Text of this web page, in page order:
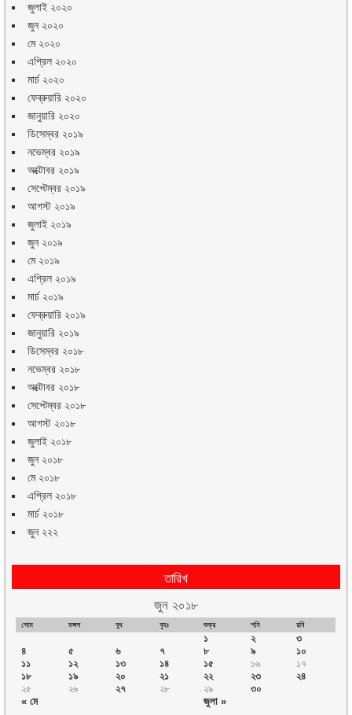
জুলাই ২০২০
জুন ২০২০
মে ২০২০
এপ্রিল ২০২০
মার্চ ২০২০
ফেব্রুয়ারি ২০২০
জানুয়ারি ২০২০
ডিসেম্বর ২০১৯
নভেম্বর ২০১৯
অক্টোবর ২০১৯
সেপ্টেম্বর ২০১৯
আগস্ট ২০১৯
জুলাই ২০১৯
জুন ২০১৯
মে ২০১৯
এপ্রিল ২০১৯
মার্চ ২০১৯
ফেব্রুয়ারি ২০১৯
জানুয়ারি ২০১৯
ডিসেম্বর ২০১৮
নভেম্বর ২০১৮
অক্টোবর ২০১৮
সেপ্টেম্বর ২০১৮
আগস্ট ২০১৮
জুলাই ২০১৮
জুন ২০১৮
মে ২০১৮
এপ্রিল ২০১৮
মার্চ ২০১৮
জুন ২২২
তারিখ
জুন ২০১৮
সোম মঙ্গল বুধ বৃহঃ শুক্র শনি রবি
« মে জুলা »
১ ২
৩
৪
৫ ৬ ৭ ৮ ৯
১০
১১
১২ ১৩ ১৪ ১৫ ১৬
১৭
১৮
১৯ ২০ ২১ ২২ ২৩
২৪
২৫
২৬ ২৭ ২৮ ২৯ ৩০